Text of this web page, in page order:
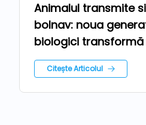
Tehnologii
Animalul transmite
bolnav: noua
biologici
Citește Articolul